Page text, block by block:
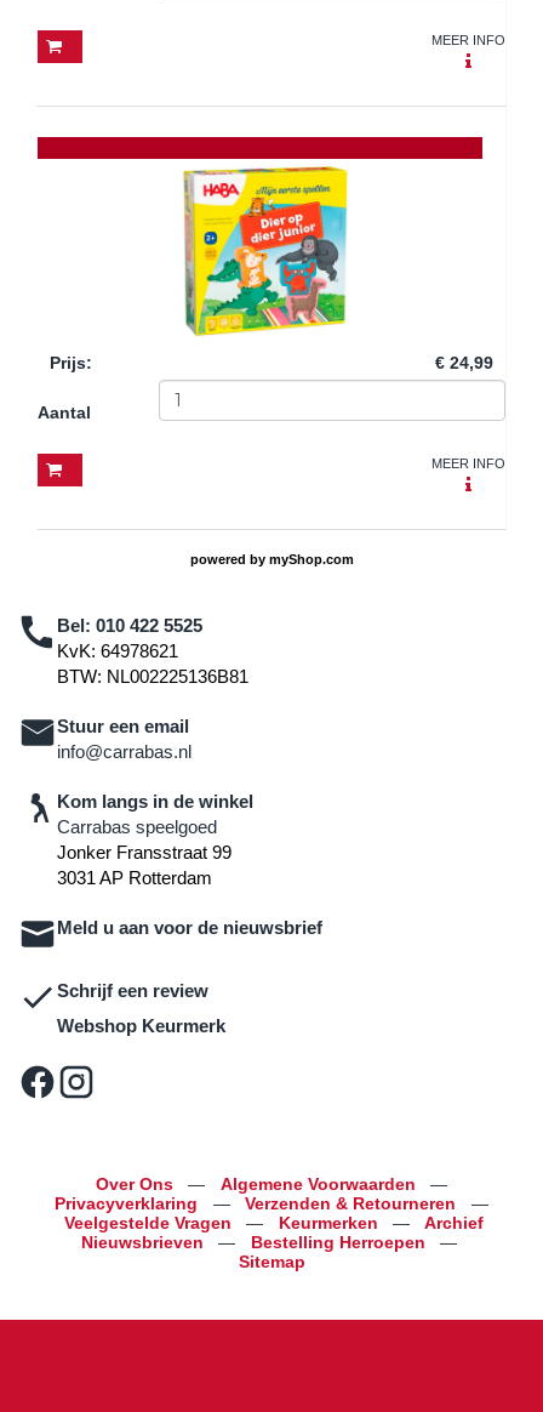
MEER INFO
Prijs: € 24,99
Aantal
MEER INFO
powered by myShop.com
Bel: 010 422 5525
KvK: 64978621
BTW: NL002225136B81
Stuur een email
info@carrabas.nl
Kom langs in de winkel
Carrabas speelgoed
Jonker Fransstraat 99
3031 AP Rotterdam
Meld u aan voor de nieuwsbrief
Schrijf een review
Webshop Keurmerk
Over Ons — Algemene Voorwaarden
—
Privacyverklaring
— Verzenden & Retourneren
—
Veelgestelde Vragen
— Keurmerken —
Archief
Nieuwsbrieven
— Bestelling Herroepen
—
Sitemap